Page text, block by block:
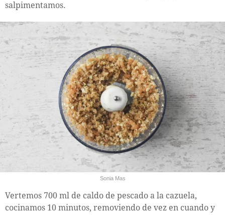
salpimentamos.
Sonia Mas
Vertemos 700 ml de caldo de pescado a la cazuela,
cocinamos 10 minutos, removiendo de vez en cuando y